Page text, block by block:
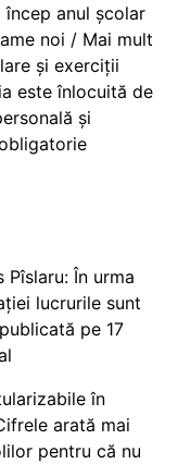
încep anul școlar
noi / Mai mult
și exerciții
este înlocuită de
și
În urma
lucrurile sunt
pe 17
în
arată mai
pentru că nu